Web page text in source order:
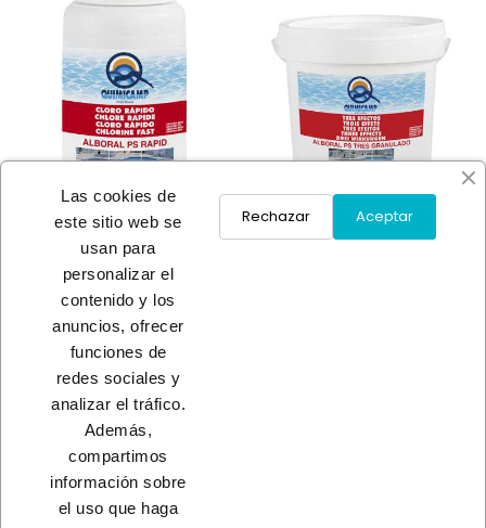
CLORO ALBORAL PS RAPID
13,95 €
Las cookies de
este sitio web se
usan para
personalizar el
contenido y los
anuncios, ofrecer
funciones de
redes sociales y
analizar el tráfico.
Además,
compartimos
información sobre
el uso que haga
Aceptar
Rechazar